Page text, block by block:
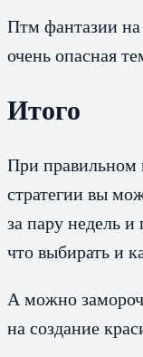
Птм фантазии
очень опасная
Итого
При правильном
стратегии вы
за пару недель и
что выбирать и
А можно
на создание